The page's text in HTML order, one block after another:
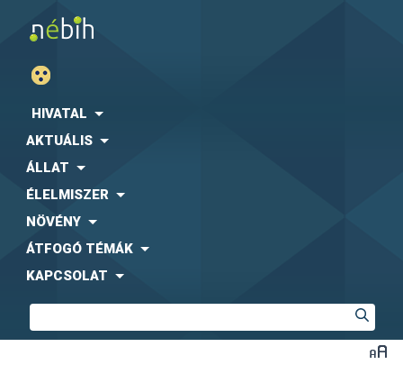
HIVATAL
AKTUÁLIS
ÁLLAT
ÉLELMISZER
NÖVÉNY
ÁTFOGÓ TÉMÁK
KAPCSOLAT